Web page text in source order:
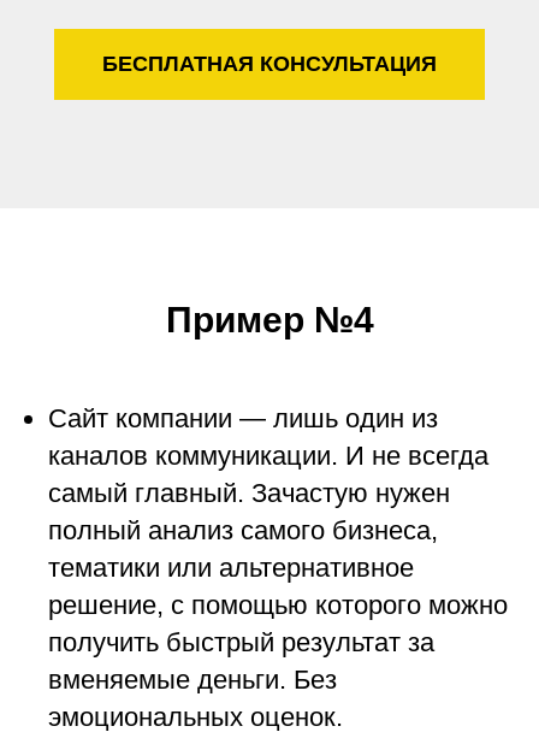
БЕСПЛАТНАЯ КОНСУЛЬТАЦИЯ
Пример №4
Сайт компании — лишь один из
каналов коммуникации. И не всегда
самый главный. Зачастую нужен
полный анализ самого бизнеса,
тематики или альтернативное
решение, с помощью которого можно
получить быстрый результат за
вменяемые деньги. Без
эмоциональных оценок.